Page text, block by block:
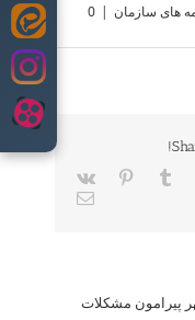
های سازمان |
0
Tumblr
Pinterest
Vk
Email
پیرامون مشکلات